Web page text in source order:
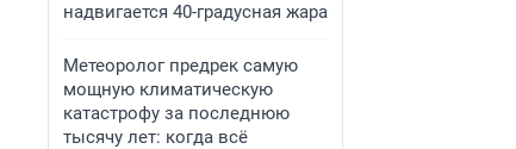
надвигается 40-градусная жара
Метеоролог предрек самую
мощную климатическую
катастрофу за последнюю
тысячу лет: когда всё